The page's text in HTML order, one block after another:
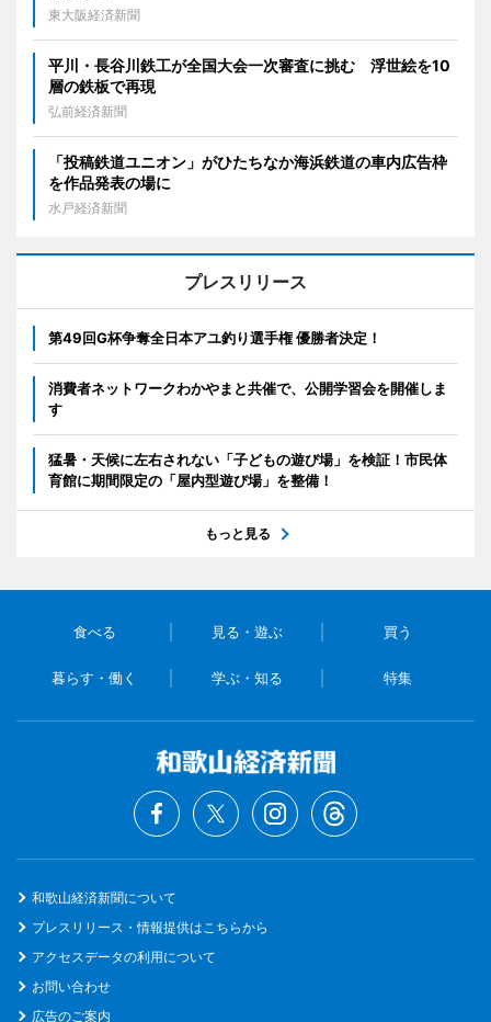
東大阪経済新聞
平川・長谷川鉄工が全国大会一次審査に挑む 浮世絵を10
層の鉄板で再現
弘前経済新聞
「投稿鉄道ユニオン」がひたちなか海浜鉄道の車内広告枠
を作品発表の場に
水戸経済新聞
プレスリリース
第49回G杯争奪全日本アユ釣り選手権 優勝者決定！
消費者ネットワークわかやまと共催で、公開学習会を開催しま
す
猛暑・天候に左右されない「子どもの遊び場」を検証！市民体
育館に期間限定の「屋内型遊び場」を整備！
もっと見る
食べる 見る・遊ぶ 買う
暮らす・働く 学ぶ・知る 特集
和歌山経済新聞について
プレスリリース・情報提供はこちらから
アクセスデータの利用について
お問い合わせ
広告のご案内